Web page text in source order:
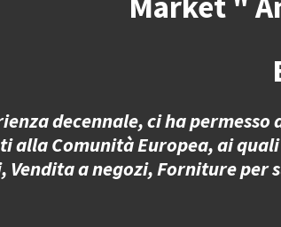
decennale, ci ha
alla Comunità Europea, ai
a negozi, Forniture per